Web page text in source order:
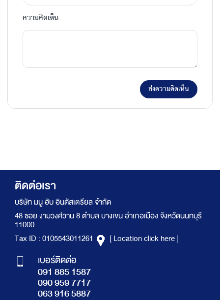
ความคิดเห็น
ส่งความคิดเห็น
ติดต่อเรา
บริษัท มนู ฮับ อินดัสเตรียล จำกัด
48 ซอย งามวงศ์วาน 8 ตำบล บางเขน อำเภอเมือง จังหวัดนนทบุรี
11000
Tax ID : 0105543011261
[ Location click here ]
เบอร์ติดต่อ
091 885 1587
090 959 7717
063 916 5887